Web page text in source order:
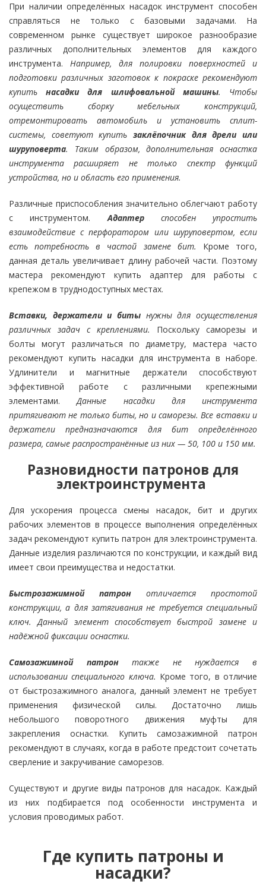
При наличии определённых насадок инструмент способен
справляться не только с базовыми задачами. На
современном рынке существует широкое разнообразие
различных дополнительных элементов для каждого
инструмента. Например, для полировки поверхностей и
подготовки различных заготовок к покраске рекомендуют
купитьнасадки для шлифовальной машины. Чтобы
осуществить сборку мебельных конструкций,
отремонтировать автомобиль и установить сплит-
системы, советуют купить заклёпочник для дрели или
шуруповерта.
Таким образом, дополнительная оснастка
инструмента расширяет не только спектр функций
устройства, но и область его применения.
Различные приспособления значительно облегчают работу
с инструментом.Адаптерспособен упростить
взаимодействие с перфоратором или шуруповертом, если
есть потребность в частой замене бит. Кроме того,
данная деталь увеличивает длину рабочей части. Поэтому
мастера рекомендуют купить адаптер для работы с
крепежом в труднодоступных местах.
Вставки, держатели и биты нужны для осуществления
различных задач с креплениями.
Поскольку саморезы и
болты могут различаться по диаметру, мастера часто
рекомендуют купить насадки для инструмента в наборе.
Удлинители и магнитные держатели способствуют
эффективной работе с различными крепежными
элементами.Данные насадки для инструмента
притягивают не только биты, но и саморезы. Все вставки и
держатели предназначаются для бит определённого
размера, самые распространённые из них — 50, 100 и 150 мм.
Разновидности патронов для
электроинструмента
Для ускорения процесса смены насадок, бит и других
рабочих элементов в процессе выполнения определённых
задач рекомендуют купить патрон для электроинструмента.
Данные изделия различаются по конструкции, и каждый вид
имеет свои преимущества и недостатки.
Быстрозажимной патрон отличается простотой
конструкции, а для затягивания не требуется специальный
ключ. Данный элемент способствует быстрой замене и
надёжной фиксации оснастки.
Самозажимной патронтакже не нуждается в
использовании специального ключа. Кроме того, в отличие
от быстрозажимного аналога, данный элемент не требует
применения физической силы. Достаточно лишь
небольшого поворотного движения муфты для
закрепления оснастки. Купить самозажимной патрон
рекомендуют в случаях, когда в работе предстоит сочетать
сверление и закручивание саморезов.
Существуют и другие виды патронов для насадок. Каждый
из них подбирается под особенности инструмента и
условия проводимых работ.
Где купить патроны и
насадки?